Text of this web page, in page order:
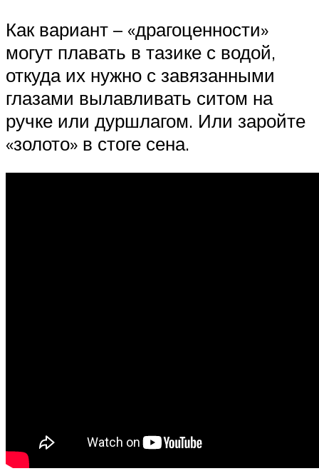
Как вариант – «драгоценности»
могут плавать в тазике с водой,
откуда их нужно с завязанными
глазами вылавливать ситом на
ручке или дуршлагом. Или заройте
«золото» в стоге сена.